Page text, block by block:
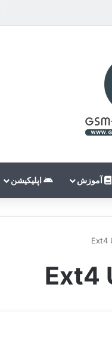
آموزش اپلیکیشن
Ext4
Ext4